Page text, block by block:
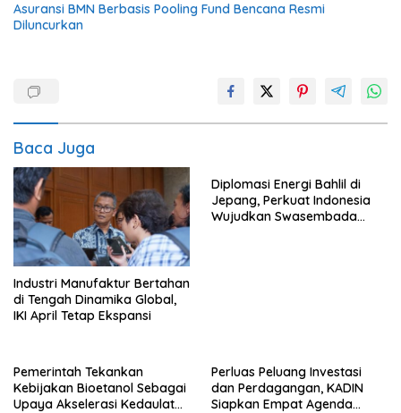
Asuransi BMN Berbasis Pooling Fund Bencana Resmi
Diluncurkan
Baca Juga
Industri Manufaktur Bertahan
di Tengah Dinamika Global,
IKI April Tetap Ekspansi
Diplomasi Energi Bahlil di
Jepang, Perkuat Indonesia
Wujudkan Swasembada
Pemerintah Tekankan
Kebijakan Bioetanol Sebagai
Upaya Akselerasi Kedaulatan
Perluas Peluang Investasi
dan Perdagangan, KADIN
Siapkan Empat Agenda